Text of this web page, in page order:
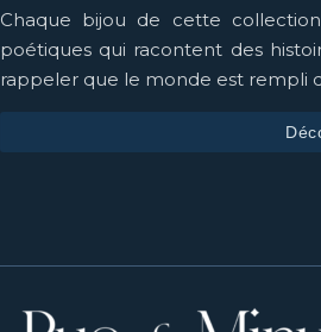
Chaque bijou de cette
poétiques qui racontent des
rappeler que le monde est rempli